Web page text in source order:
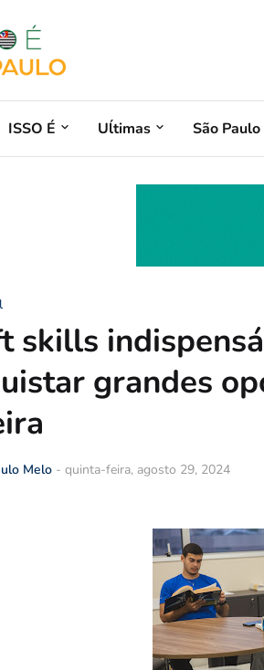
ISSO É Uĺtimas São Paulo
skills
grandes
Melo - quinta-feira, agosto 29, 2024